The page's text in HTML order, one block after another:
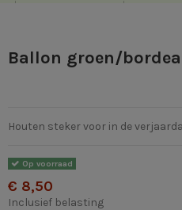
Ballon groen/
Houten steker voor in de
Op voorraad
€ 8,50
Inclusief belasting